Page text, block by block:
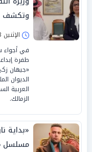
وتكشف
الإثنين 23/فبراير/2026 - 11:26 م
في أجواء
طفرة
«جيهان
الديوان
العربية
الزمالك.
«بداية
مسلسل